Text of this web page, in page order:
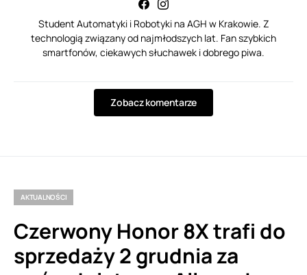
Student Automatyki i Robotyki na AGH w Krakowie. Z
technologią związany od najmłodszych lat. Fan szybkich
smartfonów, ciekawych słuchawek i dobrego piwa.
Zobacz komentarze
AKTUALNOŚCI
Czerwony Honor 8X trafi do
sprzedaży 2 grudnia za